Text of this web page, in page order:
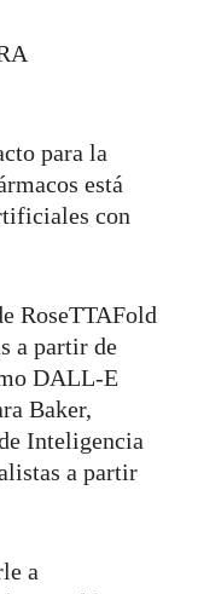
para la
está
con
RoseTTAFold
a partir de
DALL-E
Baker,
Inteligencia
a partir
a